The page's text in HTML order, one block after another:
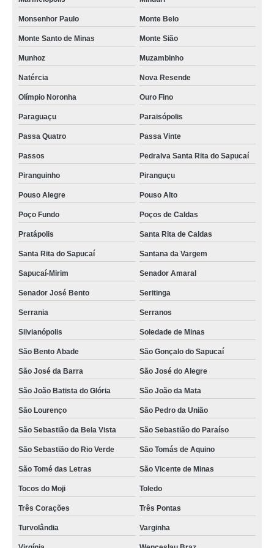
fábrica camisa social masculina Sorocaba
fábrica de camisa social preços Marapoama
fábrica de camisa social de homem Vila Mimosa
fábrica de camisa social para homem Minduri
onde encontrar fábrica de camisa social de homem Monte Sião
fábrica camisas masculina social Coqueiral
fábrica de camisas social para homem Jardim Nova Europa
lojas de fábrica camisas social São Lourenço
camisas social fábrica Tocos do Moji
onde encontrar fábrica de camisa masculina Itanhandu
loja de fábrica camisa social preços Divisa Nova
onde encontrar camisa social fábrica Paulínia
fábrica de camisa masculina preços Olímpio Noronha
fábrica camisa social masculina Caldas
onde encontrar fábrica de camisa social para homem Itaú de Minas
comprar de fábrica de camisa masculina Araçatuba
fábrica camisa masculina social Francisco Morato
loja de fábrica camisa social Brazópolis
fábrica de camisa social masculina preços Santana de Parnaíba
comprar de fábrica de camisa social Paulínia
comprar de fábrica de camisa social Cajamar
Monsenhor Paulo Monte Belo
Monte Santo de Minas Monte Sião
Munhoz Muzambinho
Natércia Nova Resende
Olímpio Noronha Ouro Fino
Paraguaçu Paraisópolis
Passa Quatro Passa Vinte
Passos Pedralva Santa Rita do Sapucaí
Piranguinho Piranguçu
Pouso Alegre Pouso Alto
Poço Fundo Poços de Caldas
Pratápolis Santa Rita de Caldas
Santa Rita do Sapucaí Santana da Vargem
Sapucaí-Mirim Senador Amaral
Senador José Bento Seritinga
Serrania Serranos
Silvianópolis Soledade de Minas
São Bento Abade São Gonçalo do Sapucaí
São José da Barra São José do Alegre
São João Batista do Glória São João da Mata
São Lourenço São Pedro da União
São Sebastião da Bela Vista São Sebastião do Paraíso
São Sebastião do Rio Verde São Tomás de Aquino
São Tomé das Letras São Vicente de Minas
Tocos do Moji Toledo
Três Corações Três Pontas
Turvolândia Varginha